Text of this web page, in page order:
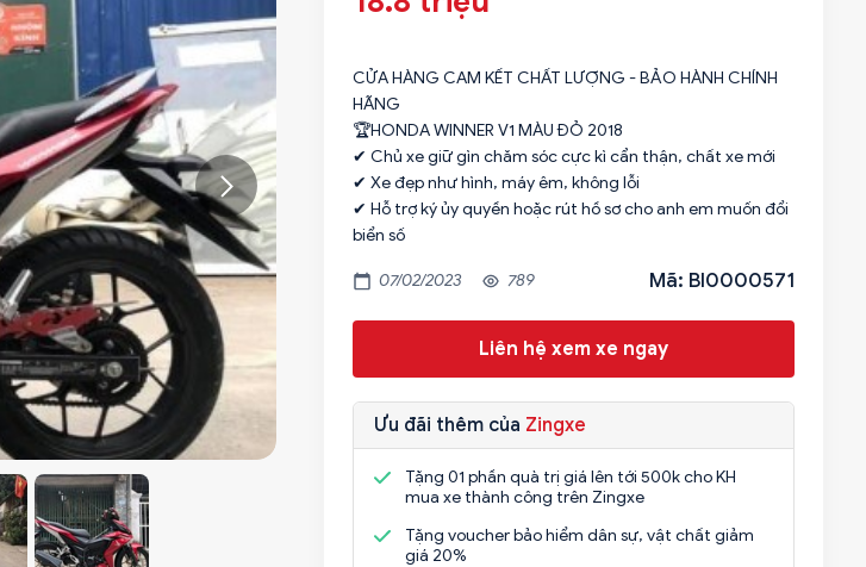
CỬA HÀNG CAM KẾT CHẤT LƯỢNG - BẢO HÀNH CHÍNH
HÃNG
🏆HONDA WINNER V1 MÀU ĐỎ 2018
✔ Chủ xe giữ gìn chăm sóc cực kì cẩn thận, chất xe mới
✔ Xe đẹp như hình, máy êm, không lỗi
✔ Hỗ trợ ký ủy quyền hoặc rút hồ sơ cho anh em muốn đổi
biển số
07/02/2023 789 Mã: BI0000571
Liên hệ xem xe ngay
Ưu đãi thêm của Zingxe
Tặng 01 phần quà trị giá lên tới 500k cho KH
mua xe thành công trên Zingxe
Tặng voucher bảo hiểm dân sự, vật chất giảm
giá 20%